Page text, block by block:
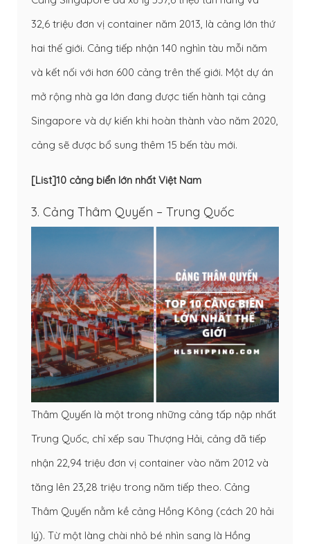
32,6 triệu đơn vị container năm 2013, là cảng lớn thứ
hai thế giới. Cảng tiếp nhận 140 nghìn tàu mỗi năm
và kết nối với hơn 600 cảng trên thế giới. Một dự án
mở rộng nhà ga lớn đang được tiến hành tại cảng
Singapore và dự kiến khi hoàn thành vào năm 2020,
cảng sẽ được bổ sung thêm 15 bến tàu mới.
[List]10 cảng biển lớn nhất Việt Nam
3. Cảng Thâm Quyến – Trung Quốc
Thâm Quyến là một trong những cảng tấp nập nhất
Trung Quốc, chỉ xếp sau Thượng Hải, cảng đã tiếp
nhận 22,94 triệu đơn vị container vào năm 2012 và
tăng lên 23,28 triệu trong năm tiếp theo. Cảng
Thâm Quyến nằm kề cảng Hồng Kông (cách 20 hải
lý). Từ một làng chài nhỏ bé nhìn sang là Hồng